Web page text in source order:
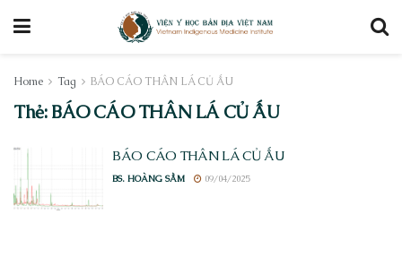
Home Tag BÁO CÁO THÂN LÁ CỦ ẤU
Thẻ:BÁO CÁO THÂN LÁ CỦ ẤU
BÁO CÁO THÂN LÁ CỦ ẤU
BS. HOÀNG SẦM 09/04/2025